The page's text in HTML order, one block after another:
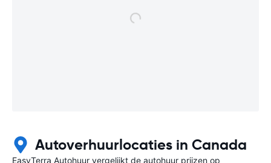
Autoverhuurlocaties in Canada
EasyTerra Autohuur vergelijkt de autohuur prijzen op